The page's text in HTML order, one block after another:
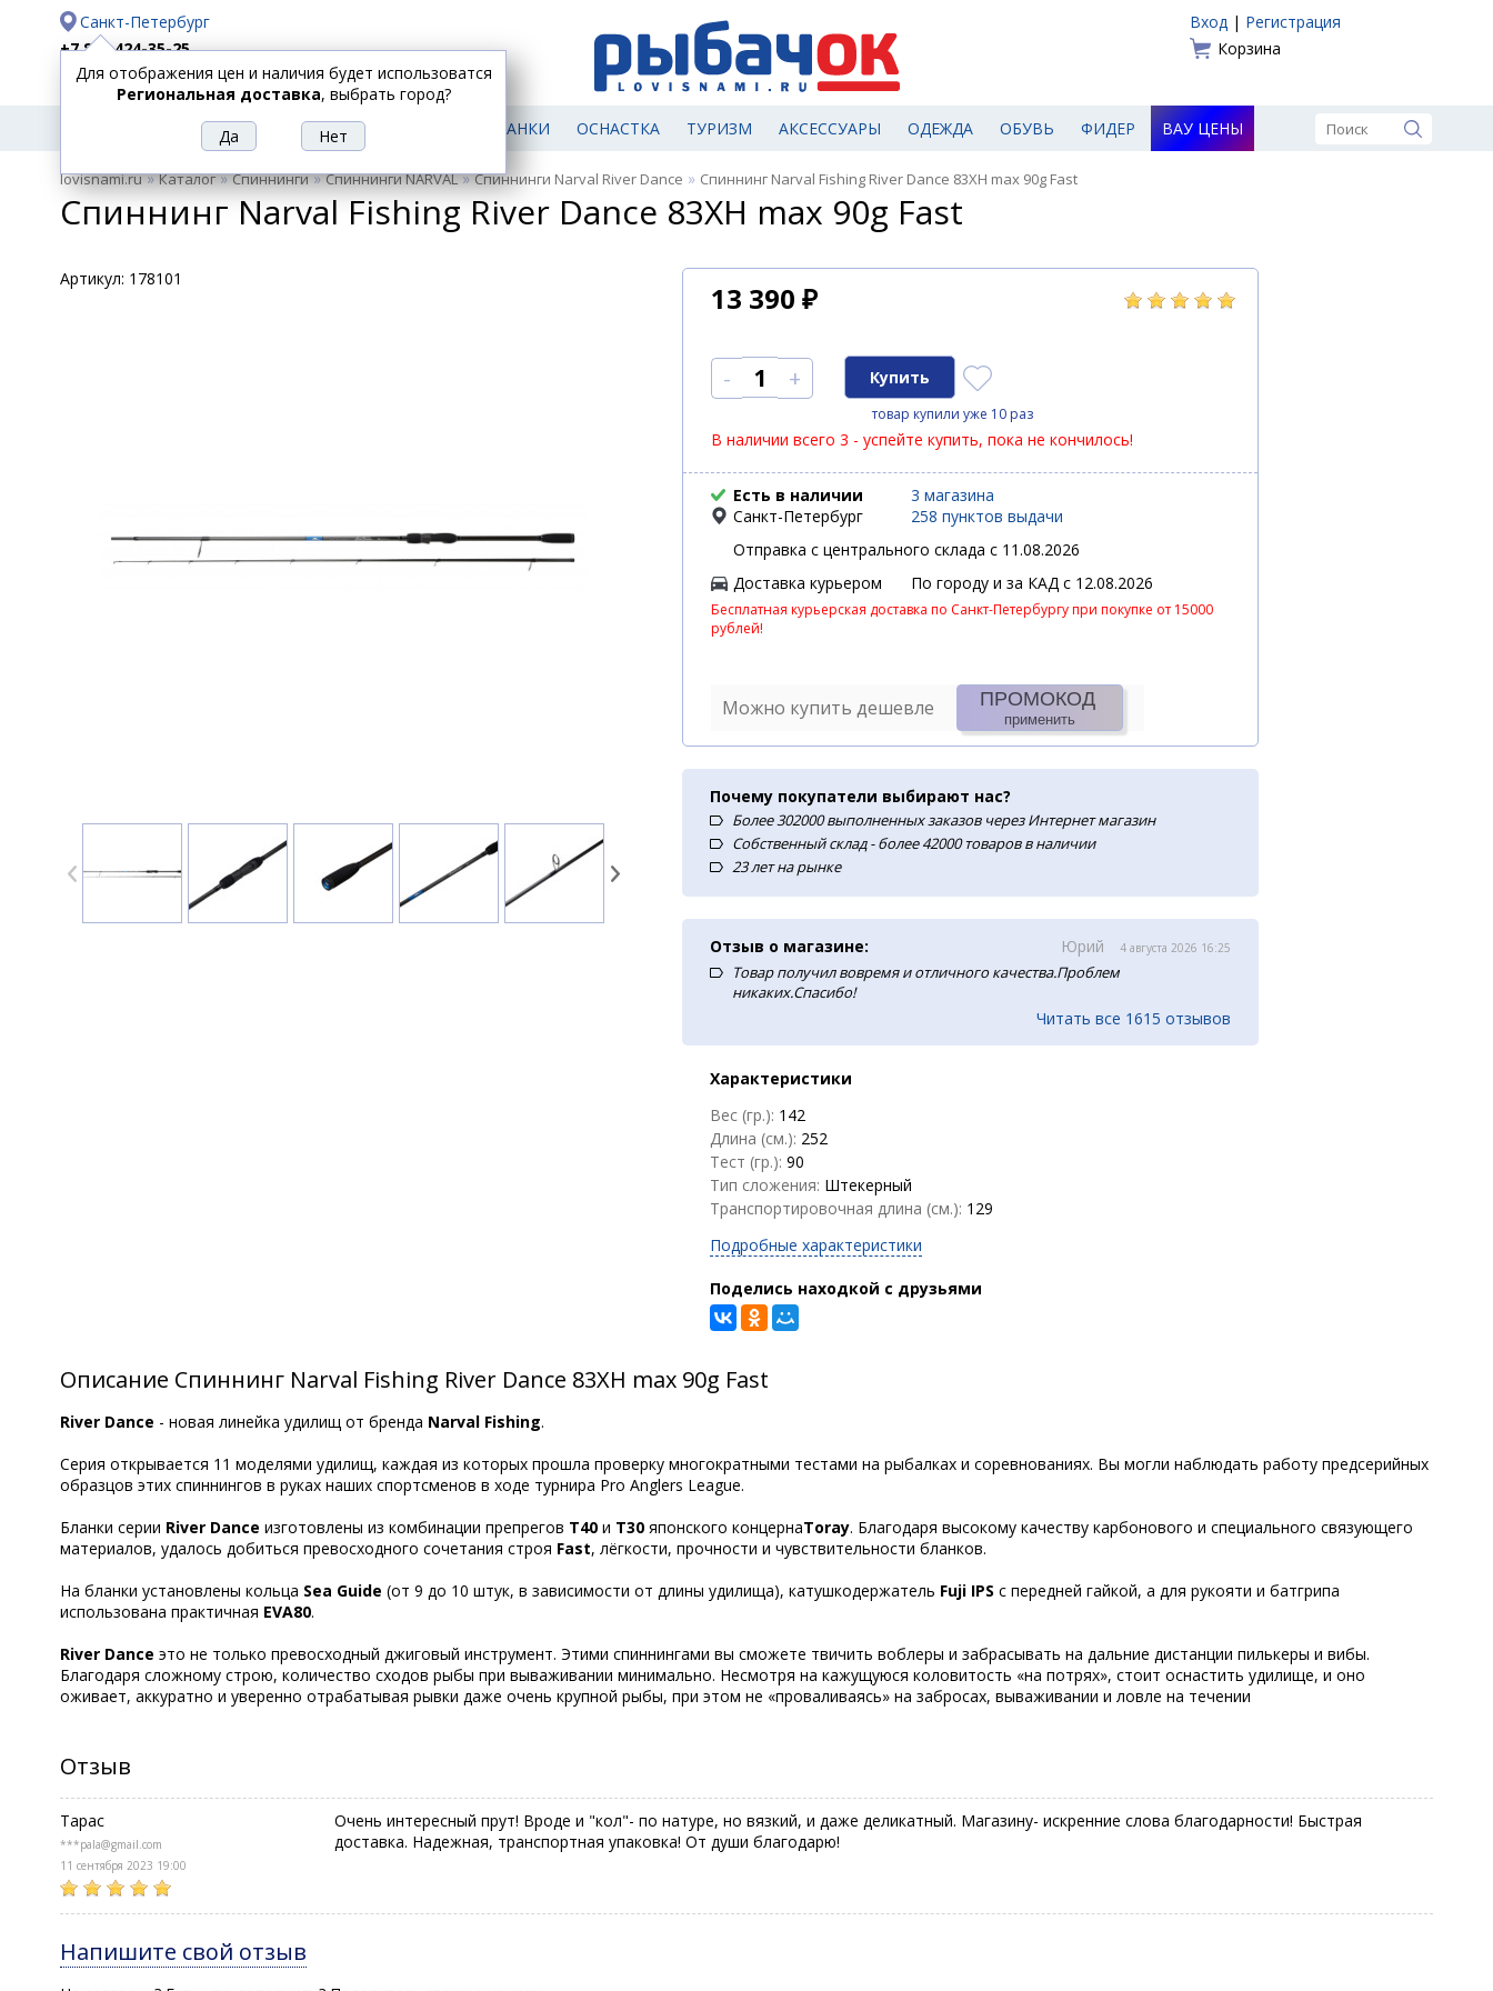
Санкт-Петербург
+7 812 424-35-25
Доставка
Оплата
Вход | Регистрация
Корзина
Для отображения цен и наличия будет использоватся
Региональная доставка, выбрать город?
РЫБОЛОВНЫЕ
ТОВАРЫ
СПИННИНГИ КАТУШКИ ПРИМАНКИ ОСНАСТКА ТУРИЗМ АКСЕССУАРЫ ОДЕЖДА ОБУВЬ ФИДЕР ВАУ ЦЕНЫ
lovisnami.ru»Каталог»Спиннинги»Спиннинги NARVAL»Спиннинги Narval River Dance » Спиннинг Narval Fishing River Dance 83XH max 90g Fast
Спиннинг Narval Fishing River Dance 83XH max 90g Fast
Артикул: 178101
13 390 ₽
- +
товар купили уже 10 раз
В наличии всего 3 - успейте купить, пока не кончилось!
Есть в наличии
3 магазина
Санкт-Петербург
258 пунктов выдачи
Отправка с центрального склада с 11.08.2026
Доставка курьером
По городу и за КАД c 12.08.2026
Бесплатная курьерская доставка по Санкт-Петербургу при покупке от 15000
рублей!
Можно купить дешевле ПРОМОКОД
применить
Почему покупатели выбирают нас?
Более 302000 выполненных заказов через Интернет магазин
Собственный склад - более 42000 товаров в наличии
23 лет на рынке
Отзыв о магазине: Юрий 4 августа 2026 16:25
Товар получил вовремя и отличного качества.Проблем
никаких.Спасибо!
Читать все 1615 отзывов
Характеристики
Вес (гр.): 142
Длина (см.): 252
Тест (гр.): 90
Тип сложения: Штекерный
Транспортировочная длина (см.): 129
Подробные характеристики
Поделись находкой с друзьями
Описание Спиннинг Narval Fishing River Dance 83XH max 90g Fast
River Dance - новая линейка удилищ от бренда Narval Fishing.
Серия открывается 11 моделями удилищ, каждая из которых прошла проверку многократными тестами на рыбалках и соревнованиях. Вы могли наблюдать работу предсерийных
образцов этих спиннингов в руках наших спортсменов в ходе турнира Pro Anglers League.
Бланки серии River Dance изготовлены из комбинации препрегов T40 и Т30 японского концернаToray. Благодаря высокому качеству карбонового и специального связующего
материалов, удалось добиться превосходного сочетания строя Fast, лёгкости, прочности и чувствительности бланков.
На бланки установлены кольца Sea Guide (от 9 до 10 штук, в зависимости от длины удилища), катушкодержатель Fuji IPS с передней гайкой, а для рукояти и батгрипа
использована практичная EVA80.
River Dance это не только превосходный джиговый инструмент. Этими спиннингами вы сможете твичить воблеры и забрасывать на дальние дистанции пилькеры и вибы.
Благодаря сложному строю, количество сходов рыбы при вываживании минимально. Несмотря на кажущуюся коловитость «на потрях», стоит оснастить удилище, и оно
оживает, аккуратно и уверенно отрабатывая рывки даже очень крупной рыбы, при этом не «проваливаясь» на забросах, вываживании и ловле на течении
Отзыв
Тарас
***pala@gmail.com
11 сентября 2023 19:00
Очень интересный прут! Вроде и "кол"- по натуре, но вязкий, и даже деликатный. Магазину- искренние слова благодарности! Быстрая
доставка. Надежная, транспортная упаковка! От души благодарю!
Напишите свой отзыв